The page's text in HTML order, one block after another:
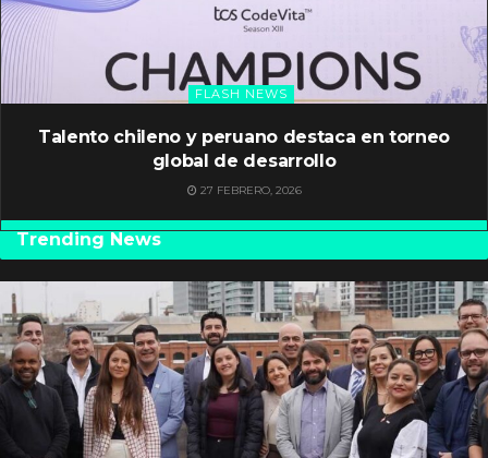
FLASH NEWS
Talento chileno y peruano destaca en torneo
global de desarrollo
27 FEBRERO, 2026
Trending News